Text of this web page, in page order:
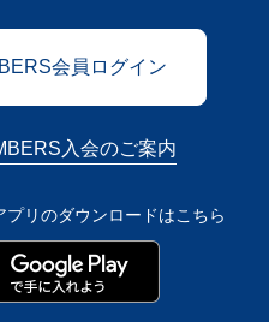
会員ログイン
入会のご案内
プリのダウンロードはこちら